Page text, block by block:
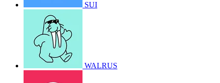
SUI
WALRUS